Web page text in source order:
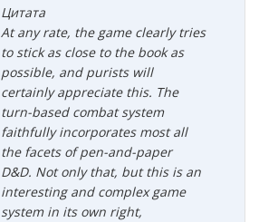
Цитата
At any rate, the game clearly tries
to stick as close to the book as
possible, and purists will
certainly appreciate this. The
turn-based combat system
faithfully incorporates most all
the facets of pen-and-paper
D&D. Not only that, but this is an
interesting and complex game
system in its own right,